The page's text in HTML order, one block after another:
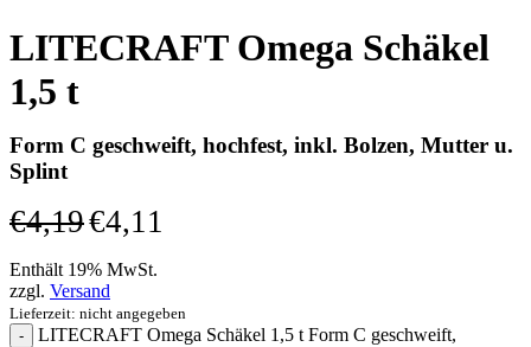
LITECRAFT Omega Schäkel
1,5 t
Form C geschweift, hochfest, inkl. Bolzen, Mutter u.
Splint
€4,19€4,11
Enthält 19% MwSt.
zzgl. Versand
Lieferzeit: nicht angegeben
LITECRAFT Omega Schäkel 1,5 t Form C geschweift,